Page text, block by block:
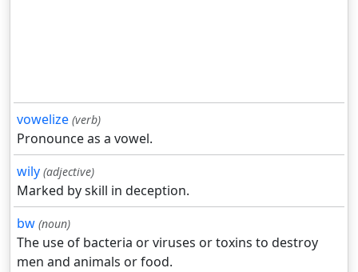
vowelize (verb)
Pronounce as a vowel.
wily (adjective)
Marked by skill in deception.
bw (noun)
The use of bacteria or viruses or toxins to destroy
men and animals or food.